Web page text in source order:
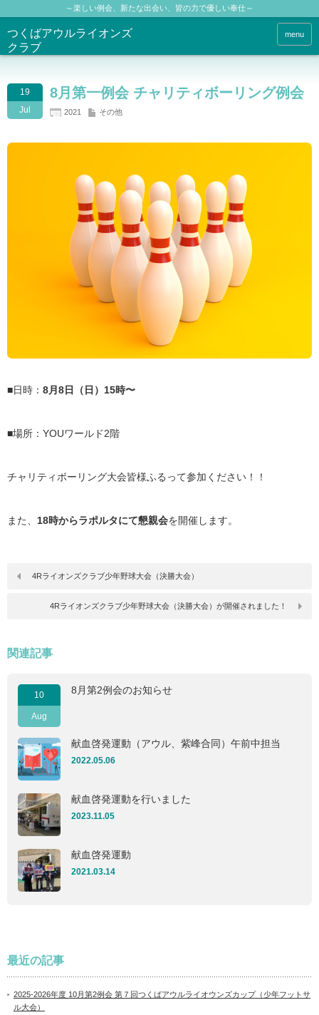
～楽しい例会、新たな出会い、皆の力で優しい奉仕～
つくばアウルライオンズ
クラブ
menu
19
Jul
8月第一例会 チャリティボーリング例会
2021 その他
■日時： 8月8日（日）15時〜
■場所：YOUワールド2階
チャリティボーリング大会皆様ふるって参加ください！！
また、 18時からラポルタにて懇親会を開催します。
4Rライオンズクラブ少年野球大会（決勝大会）
4Rライオンズクラブ少年野球大会（決勝大会）が開催されました！
関連記事
10
Aug
8月第2例会のお知らせ
献血啓発運動（アウル、紫峰合同）午前中担当
2022.05.06
献血啓発運動を行いました
2023.11.05
献血啓発運動
2021.03.14
最近の記事
2025-2026年度 10月第2例会 第７回つくばアウルライオウンズカップ（少年フットサ
ル大会）